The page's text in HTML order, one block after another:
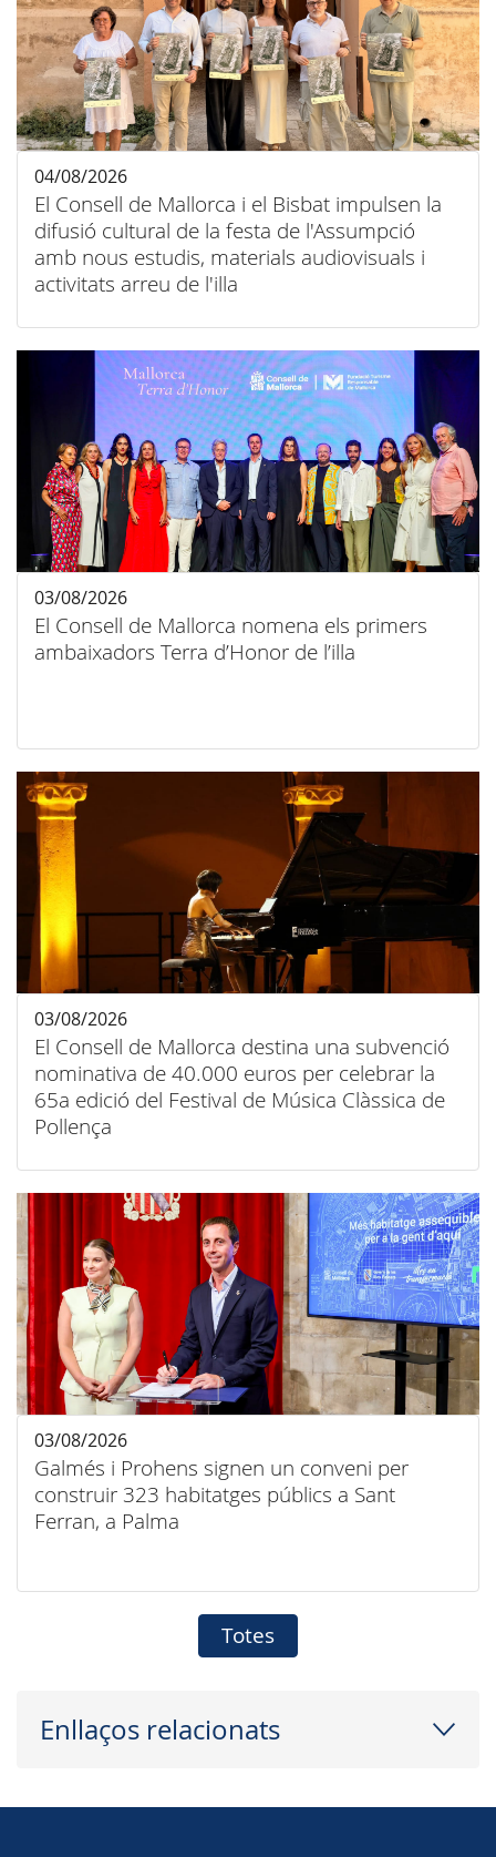
El Consell de Mallorca i el Bisbat impulsen la
difusió cultural de la festa de l'Assumpció
amb nous estudis, materials audiovisuals i
activitats arreu de l'illa
04/08/2026
El Consell de Mallorca nomena els primers
ambaixadors Terra d’Honor de l’illa
03/08/2026
El Consell de Mallorca destina una subvenció
nominativa de 40.000 euros per celebrar la
65a edició del Festival de Música Clàssica de
Pollença
03/08/2026
Galmés i Prohens signen un conveni per
construir 323 habitatges públics a Sant
Ferran, a Palma
03/08/2026
Totes
Enllaços relacionats